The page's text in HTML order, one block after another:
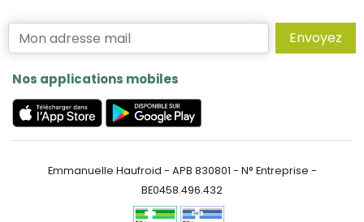
Envoyez
Nos applications mobiles
Emmanuelle Haufroid - APB 830801 - N° Entreprise -
BE0458.496.432